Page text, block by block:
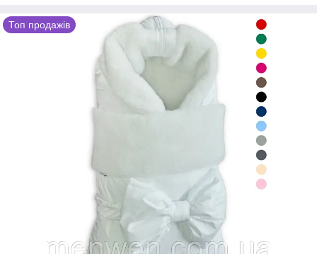
Топ продажів